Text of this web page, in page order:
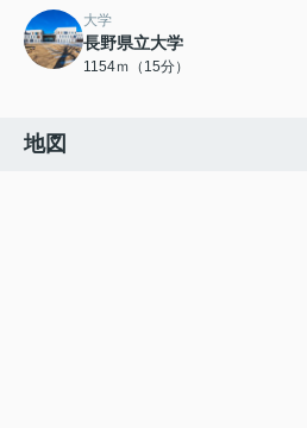
大学
長野県立大学
1154ｍ（15分）
地図